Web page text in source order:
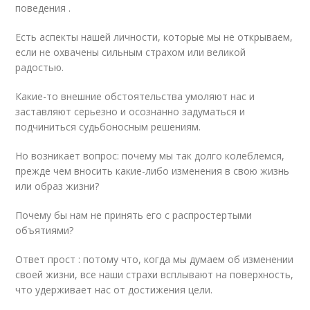
поведения .
Есть аспекты нашей личности, которые мы не открываем,
если не охвачены сильным страхом или великой
радостью.
Какие-то внешние обстоятельства умоляют нас и
заставляют серьезно и осознанно задуматься и
подчиниться судьбоносным решениям.
Но возникает вопрос: почему мы так долго колеблемся,
прежде чем вносить какие-либо изменения в свою жизнь
или образ жизни?
Почему бы нам не принять его с распростертыми
объятиями?
Ответ прост : потому что, когда мы думаем об изменении
своей жизни, все наши страхи всплывают на поверхность,
что удерживает нас от достижения цели.